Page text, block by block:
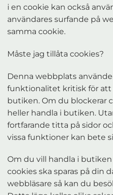
i en cookie kan också
användares surfande på
samma cookie.
Måste jag tillåta cookies?
Denna webbplats
funktionalitet kritisk för att
butiken. Om du blockerar
heller handla i butiken.
fortfarande titta på sidor
vissa funktioner kan bete
Om du vill handla i
cookies ska sparas på din
webbläsare så kan du